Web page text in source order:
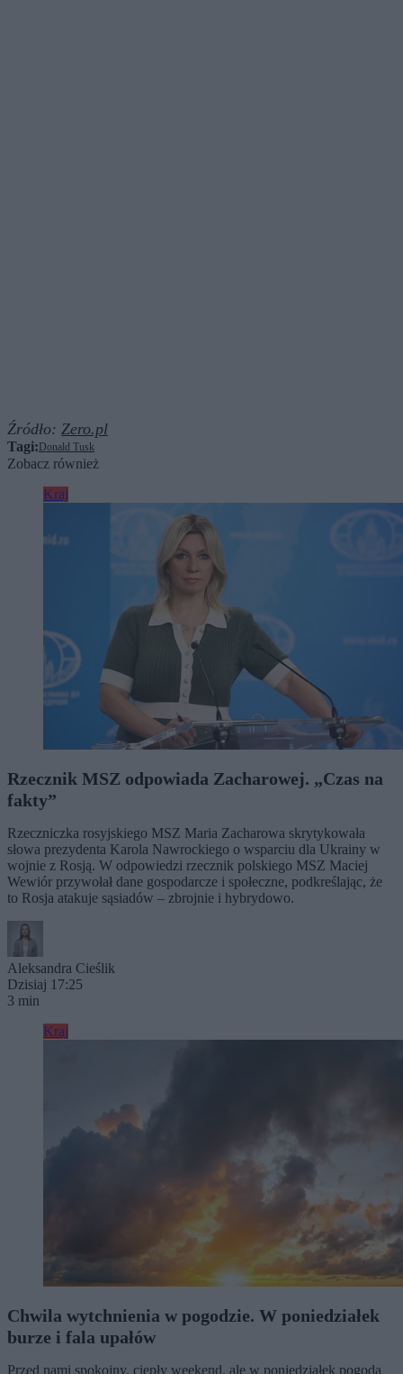
Źródło: Zero.pl
Tagi:Donald Tusk
Zobacz również
Kraj
Rzecznik MSZ odpowiada Zacharowej. „Czas na
fakty”
Rzeczniczka rosyjskiego MSZ Maria Zacharowa skrytykowała
słowa prezydenta Karola Nawrockiego o wsparciu dla Ukrainy w
wojnie z Rosją. W odpowiedzi rzecznik polskiego MSZ Maciej
Wewiór przywołał dane gospodarcze i społeczne, podkreślając, że
to Rosja atakuje sąsiadów – zbrojnie i hybrydowo.
Aleksandra Cieślik
Dzisiaj 17:25
3 min
Kraj
Chwila wytchnienia w pogodzie. W poniedziałek
burze i fala upałów
Przed nami spokojny, ciepły weekend, ale w poniedziałek pogoda